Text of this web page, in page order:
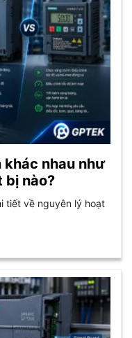
nhau như
bị nào?
tiết về nguyên lý hoạt